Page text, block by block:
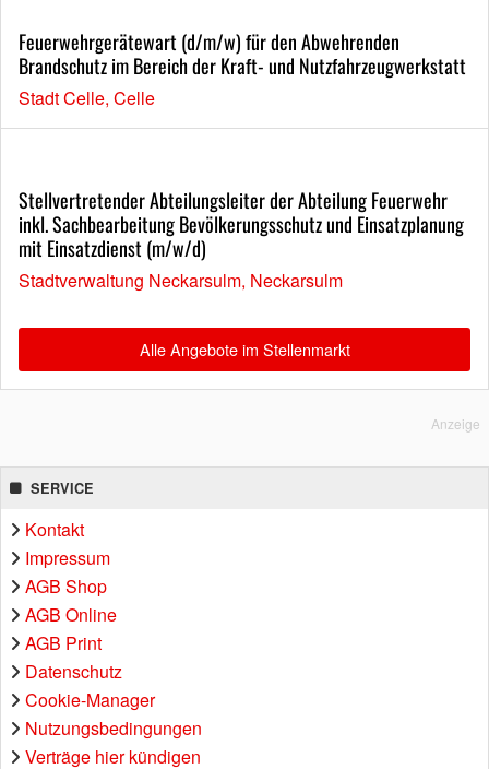
Feuerwehrgerätewart (d/m/w) für den Abwehrenden
Brandschutz im Bereich der Kraft- und Nutzfahrzeugwerkstatt
Stadt Celle, Celle
Stellvertretender Abteilungsleiter der Abteilung Feuerwehr
inkl. Sachbearbeitung Bevölkerungsschutz und Einsatzplanung
mit Einsatzdienst (m/w/d)
Stadtverwaltung Neckarsulm, Neckarsulm
Alle Angebote im Stellenmarkt
Anzeige
SERVICE
Kontakt
Impressum
AGB Shop
AGB Online
AGB Print
Datenschutz
Cookie-Manager
Nutzungsbedingungen
Verträge hier kündigen